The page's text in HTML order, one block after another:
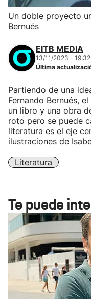
Un doble proyecto
Bernués
EITB MEDIA
13/11/2023 - 19:32
Última
Partiendo de una
Fernando Bernués,
un libro y una obra
roto pero se puede
literatura es el eje
ilustraciones de
Literatura
Te puede